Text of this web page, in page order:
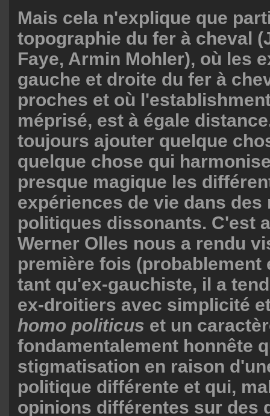
Mais cela n'explique que
topographie du fer à cheval
Faye, Armin Mohler), où les
gauche et droite du fer à
proches et où
méprisé, est à égale
toujours ajouter quelque
quelque chose qui
presque magique les
expériences de vie dans des
politiques dissonants. C'est
Werner Olles nous a rendu
première fois (probablement
tant qu'ex-gauchiste, il a
ex-droitiers avec simplicité
homo politicus et un
fondamentalement honnête
stigmatisation en raison
politique différente et qui,
opinions différentes sur des